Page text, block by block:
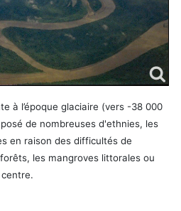
à l’époque glaciaire (vers -38 000
de nombreuses d'ethnies, les
en raison des difficultés de
les mangroves littorales ou